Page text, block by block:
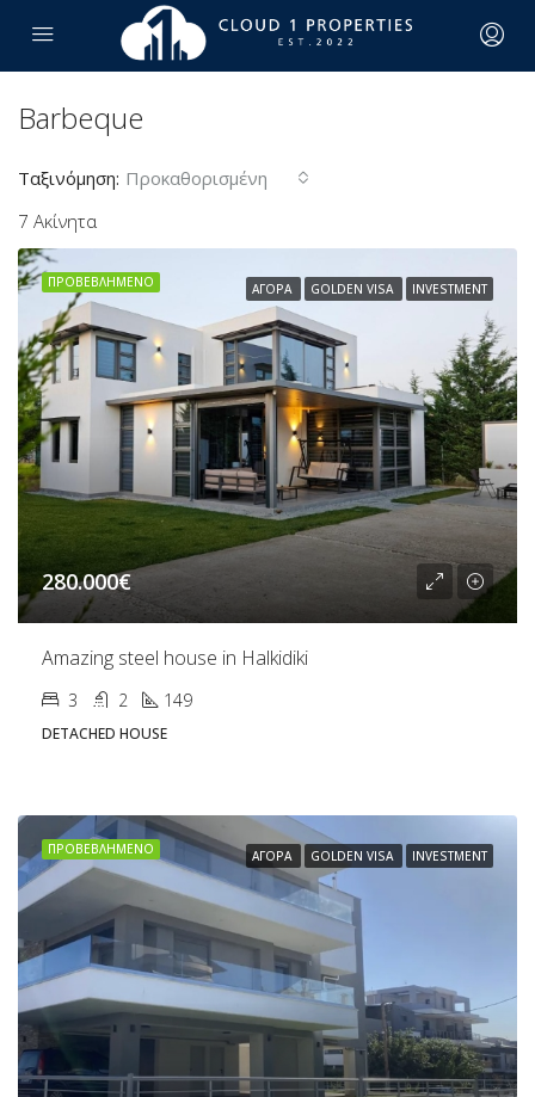
Barbeque
7 Ακίνητα
Ταξινόμηση: Προκαθορισμένη
ΠΡΟΒΕΒΛΗΜΈΝΟ ΑΓΟΡΆ GOLDEN VISA INVESTMENT
280.000€
Amazing steel house in Halkidiki
3 2 149
DETACHED HOUSE
ΠΡΟΒΕΒΛΗΜΈΝΟ ΑΓΟΡΆ GOLDEN VISA INVESTMENT